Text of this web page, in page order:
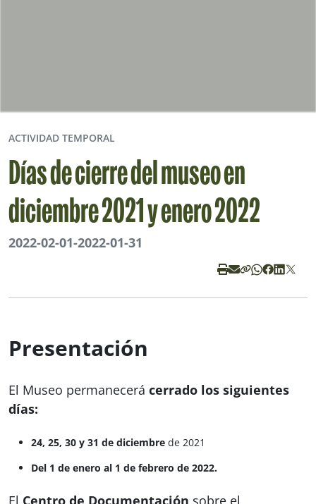
ACTIVIDAD TEMPORAL
Días de cierre del museo en
diciembre 2021 y enero 2022
2022-02-01-2022-01-31
Presentación
El Museo permanecerá cerrado los siguientes
días:
24, 25, 30 y 31 de diciembre de 2021
Del 1 de enero al 1 de febrero de 2022.
El Centro de Documentación sobre el